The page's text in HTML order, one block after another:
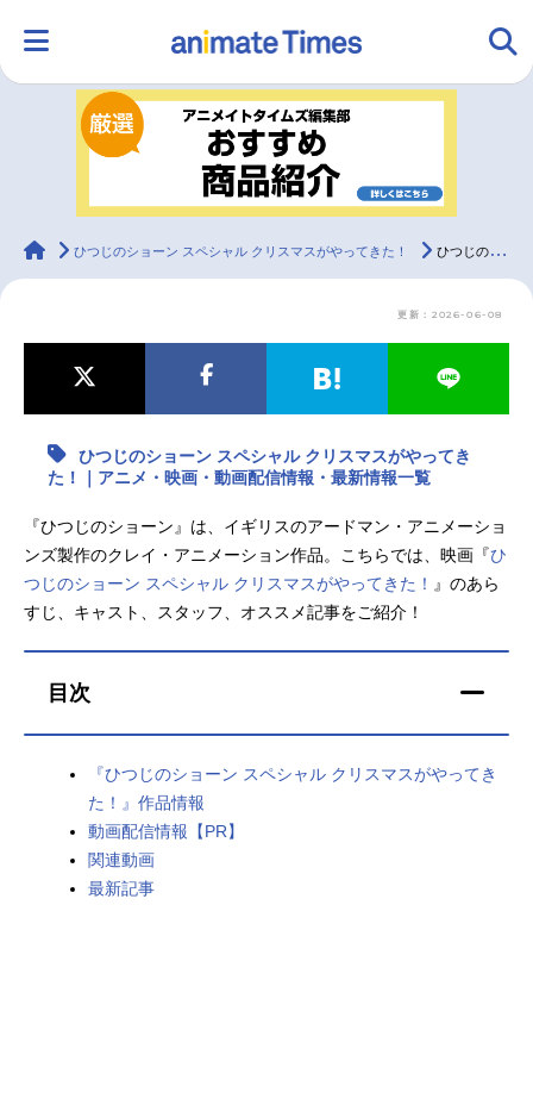
ランキング アニメ
ラジオ
最新記事一覧
アニメ記事一覧 声優記事一覧
アニメ映画一覧 実写化映画一覧
今期アニメ曜日別一覧
男性声優/女性声優一覧
FOLLOW US
animateTimes
ひつじのショーン スペシャル クリスマスがやってきた！ ひつじのショーン スペシャル クリスマスがやってきた！｜アニメ・映画・動画配信情報・最新情報一覧
更新：2026-06-08
ひつじのショーン スペシャル クリスマスがやってき
た！｜アニメ・映画・動画配信情報・最新情報一覧
『ひつじのショーン』は、イギリスのアードマン・アニメーショ
ンズ製作のクレイ・アニメーション作品。こちらでは、映画『ひ
つじのショーン スペシャル クリスマスがやってきた！ 』のあら
すじ、キャスト、スタッフ、オススメ記事をご紹介！
目次
『ひつじのショーン スペシャル クリスマスがやってき
た！』作品情報
動画配信情報【PR】
関連動画
最新記事